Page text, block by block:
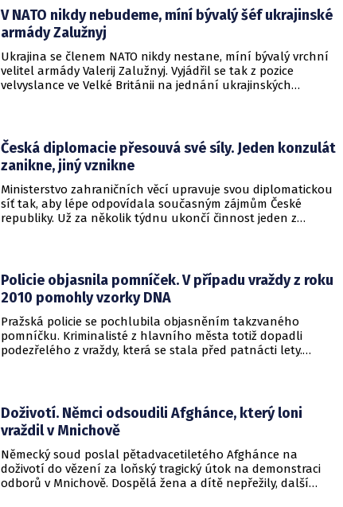
V NATO nikdy nebudeme, míní bývalý šéf ukrajinské
armády Zalužnyj
Ukrajina se členem NATO nikdy nestane, míní bývalý vrchní
velitel armády Valerij Zalužnyj. Vyjádřil se tak z pozice
velvyslance ve Velké Británii na jednání ukrajinských
Česká diplomacie přesouvá své síly. Jeden konzulát
zanikne, jiný vznikne
Ministerstvo zahraničních věcí upravuje svou diplomatickou
síť tak, aby lépe odpovídala současným zájmům České
republiky. Už za několik týdnu ukončí činnost jeden z
Policie objasnila pomníček. V případu vraždy z roku
2010 pomohly vzorky DNA
Pražská policie se pochlubila objasněním takzvaného
pomníčku. Kriminalisté z hlavního města totiž dopadli
podezřelého z vraždy, která se stala před patnácti lety.
Doživotí. Němci odsoudili Afghánce, který loni
vraždil v Mnichově
Německý soud poslal pětadvacetiletého Afghánce na
doživotí do vězení za loňský tragický útok na demonstraci
odborů v Mnichově. Dospělá žena a dítě nepřežily, další